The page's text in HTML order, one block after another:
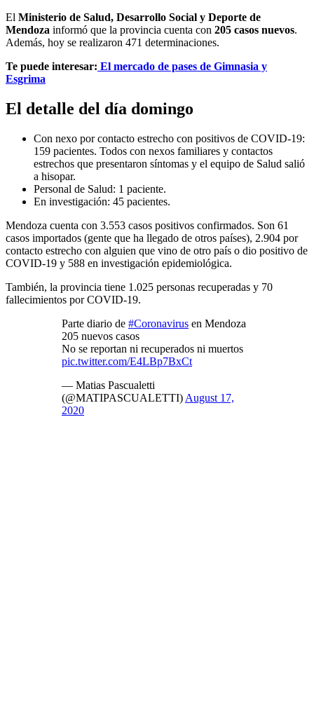
El Ministerio de Salud, Desarrollo Social y Deporte de
Mendoza informó que la provincia cuenta con 205 casos nuevos.
Además, hoy se realizaron 471 determinaciones.
Te puede interesar: El mercado de pases de Gimnasia y
Esgrima
El detalle del día domingo
Con nexo por contacto estrecho con positivos de COVID-19:
159 pacientes. Todos con nexos familiares y contactos
estrechos que presentaron síntomas y el equipo de Salud salió
a hisopar.
Personal de Salud: 1 paciente.
En investigación: 45 pacientes.
Mendoza cuenta con 3.553 casos positivos confirmados. Son 61
casos importados (gente que ha llegado de otros países), 2.904 por
contacto estrecho con alguien que vino de otro país o dio positivo de
COVID-19 y 588 en investigación epidemiológica.
También, la provincia tiene 1.025 personas recuperadas y 70
fallecimientos por COVID-19.
Parte diario de #Coronavirus en Mendoza
205 nuevos casos
No se reportan ni recuperados ni muertos
pic.twitter.com/E4LBp7BxCt
— Matias Pascualetti
(@MATIPASCUALETTI) August 17,
2020